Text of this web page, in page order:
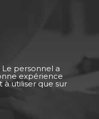
personnel a
expérience
utiliser que sur